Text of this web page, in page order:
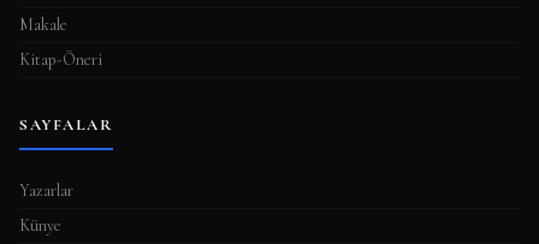
Makale
Kitap-Öneri
SAYFALAR
Yazarlar
Künye